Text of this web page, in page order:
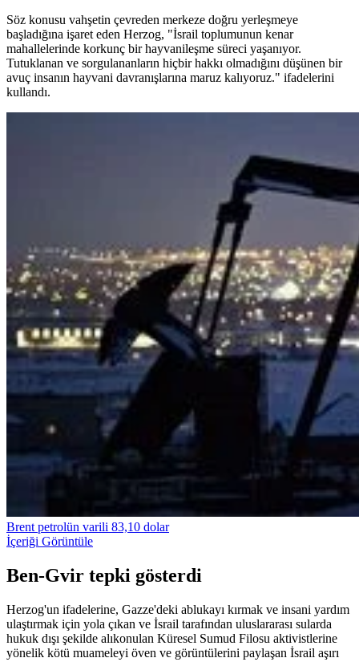
Söz konusu vahşetin çevreden merkeze doğru yerleşmeye
başladığına işaret eden Herzog, "İsrail toplumunun kenar
mahallelerinde korkunç bir hayvanileşme süreci yaşanıyor.
Tutuklanan ve sorgulananların hiçbir hakkı olmadığını düşünen bir
avuç insanın hayvani davranışlarına maruz kalıyoruz." ifadelerini
kullandı.
Brent petrolün varili 83,10 dolar
İçeriği Görüntüle
Ben-Gvir tepki gösterdi
Herzog'un ifadelerine, Gazze'deki ablukayı kırmak ve insani yardım
ulaştırmak için yola çıkan ve İsrail tarafından uluslararası sularda
hukuk dışı şekilde alıkonulan Küresel Sumud Filosu aktivistlerine
yönelik kötü muameleyi öven ve görüntülerini paylaşan İsrail aşırı